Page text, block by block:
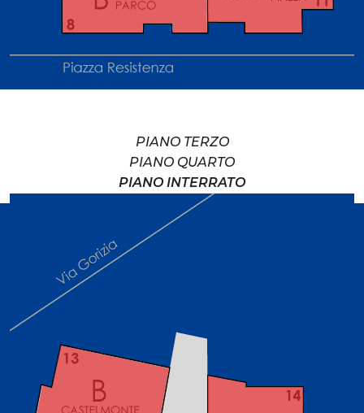
PIANO TERZO
PIANO QUARTO
PIANO INTERRATO